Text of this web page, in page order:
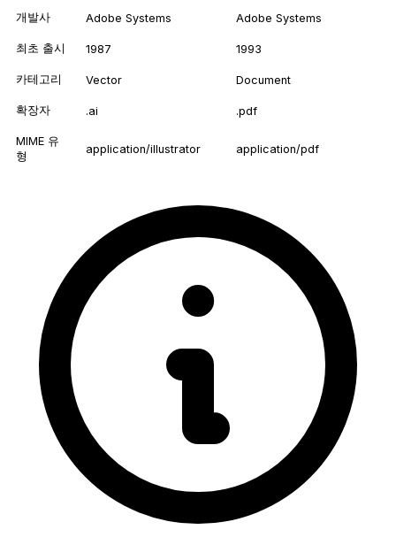
개발사 Adobe Systems Adobe Systems
최초 출시 1987 1993
카테고리 Vector Document
확장자 .ai .pdf
MIME 유
형
application/illustrator application/pdf